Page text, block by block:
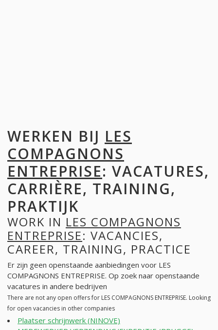
WERKEN BIJ LES
COMPAGNONS
ENTREPRISE: VACATURES,
CARRIÈRE, TRAINING,
PRAKTIJK
WORK IN LES COMPAGNONS
ENTREPRISE: VACANCIES,
CAREER, TRAINING, PRACTICE
Er zijn geen openstaande aanbiedingen voor LES
COMPAGNONS ENTREPRISE. Op zoek naar openstaande
vacatures in andere bedrijven
There are not any open offers for LES COMPAGNONS ENTREPRISE. Looking
for open vacancies in other companies
Plaatser schrijnwerk (NINOVE)